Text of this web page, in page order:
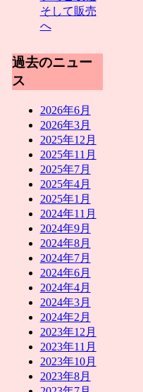
そして販売
へ
過去のニュー
ス
2026年6月
2026年3月
2025年12月
2025年11月
2025年7月
2025年4月
2025年1月
2024年11月
2024年9月
2024年8月
2024年7月
2024年6月
2024年4月
2024年3月
2024年2月
2023年12月
2023年11月
2023年10月
2023年8月